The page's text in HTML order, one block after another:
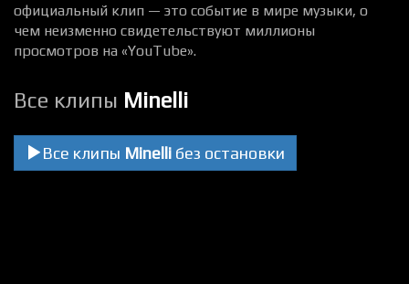
официальный клип — это событие в мире музыки, о
чем неизменно свидетельствуют миллионы
просмотров на «YouTube».
Все клипы Minelli
Все клипы Minelli без остановки